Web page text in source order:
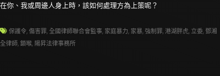
在你、我或周邊人身上時，該如何處理方為上策呢？
保護令,傷害罪,全國律師聯合會監事, 家庭暴力, 家暴,強制罪,港湖胖虎,立委, 鄧湘
全律師,鎖喉, 陽昇法律事務所